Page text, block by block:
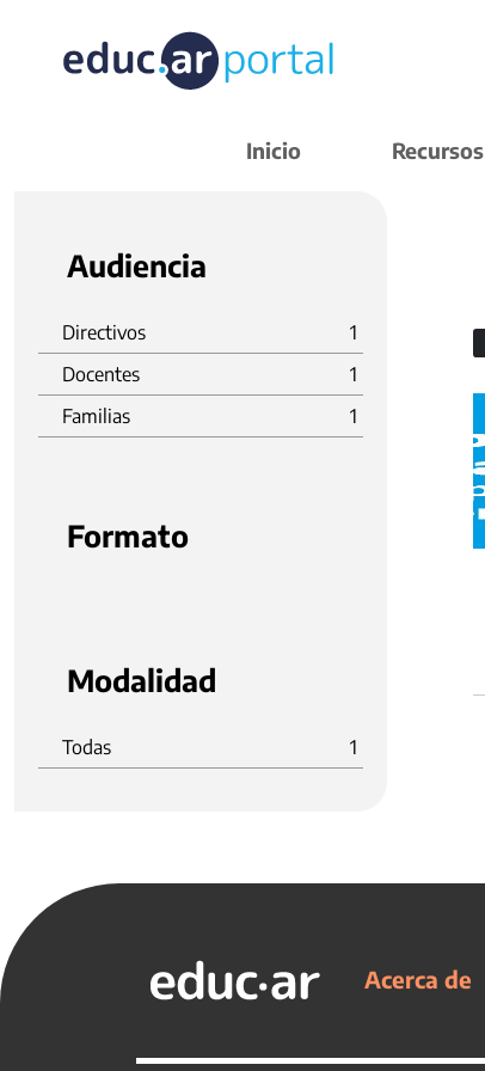
Inicio Recursos
Audiencia
Directivos
1
Docentes
1
Familias
1
Formato
Modalidad
Todas 1
Acerca de